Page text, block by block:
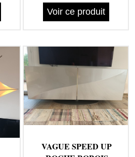
Voir ce produit
VAGUE SPEED UP